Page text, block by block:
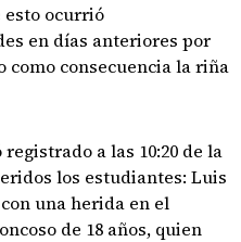
esto ocurrió
en días anteriores por
como consecuencia la riña
a las 10:20 de la
los estudiantes: Luis
una herida en el
de 18 años, quien